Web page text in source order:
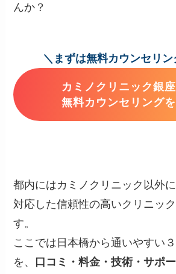
んか？
＼まずは無料カウンセリン
カミノクリニック銀
無料カウンセリング
都内にはカミノクリニック以外
対応した信頼性の高いクリニッ
す。
ここでは日本橋から通いやすい
を、 口コミ・料金・技術・サポ